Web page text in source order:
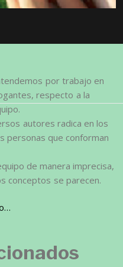
por trabajo en
respecto a la
autores radica en los
personas que conforman
de manera imprecisa,
conceptos se parecen.
…